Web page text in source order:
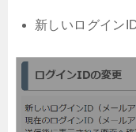
新しいログイン